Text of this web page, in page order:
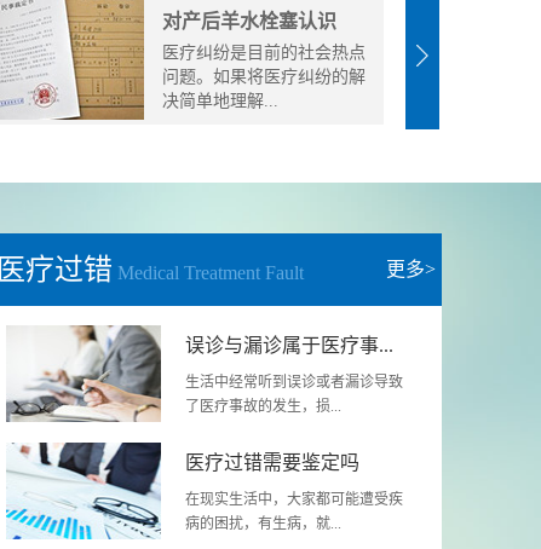
对产后羊水栓塞认识
医疗纠纷是目前的社会热点
问题。如果将医疗纠纷的解
决简单地理解...
医疗过错 Medical Treatment Fault 更多>
误诊与漏诊属于医疗事...
生活中经常听到误诊或者漏诊导致
了医疗事故的发生，损...
医疗过错需要鉴定吗
在现实生活中，大家都可能遭受疾
病的困扰，有生病，就...